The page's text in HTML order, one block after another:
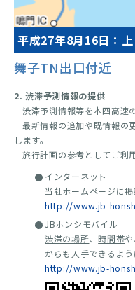
平成27年8月16日：上
舞子TN出口付近
予測渋滞長
最大約20km
渋滞通過所要時間
最大約60分
※明石海峡大橋から大阪
2. 渋滞予測情報の提供
渋滞予測情報等を本四高速
最新情報の追加や既情報の
します。
旅行計画の参考としてご利
インターネット
当社ホームページに掲
http://www.jb-
JBホンシモバイル
渋滞の場所、時間帯や
からも入手できるよう
http://www.jb-